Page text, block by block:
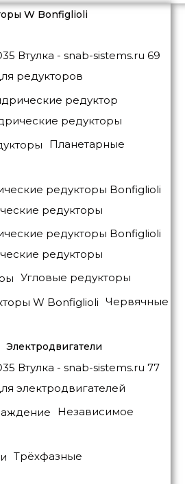
редукторов
редукторы
Планетарные
редукторы
редукторы
Угловые редукторы
Червячные
Электродвигатели
электродвигателей
Независимое
Трёхфазные